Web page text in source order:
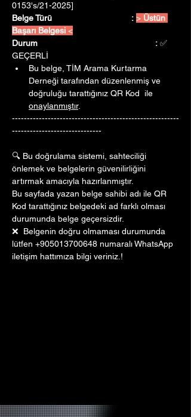
0153's/21-2025]
Belge Türü				: > Üstün
Başarı Belgesi <
Durum					: ✅
GEÇERLİ
Bu belge, TİM Arama Kurtarma
Derneği tarafından düzenlenmiş ve
doğruluğu tarattığınız QR Kod  ile
onaylanmıştır.
--------------------------------------------------------
------------------------------
🔍 Bu doğrulama sistemi, sahteciliği
önlemek ve belgelerin güvenilirliğini
artırmak amacıyla hazırlanmıştır.
Bu sayfada yazan belge sahibi adı ile QR
Kod tarattığınız belgedeki ad farklı olması
durumunda belge geçersizdir.
❌  Belgenin doğru olmaması durumunda
lütfen +905013700648 numaralı WhatsApp
iletişim hattımıza bilgi veriniz.!